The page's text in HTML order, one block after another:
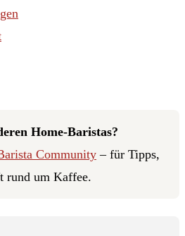
Home-Baristas?
Community – für Tipps,
rund um Kaffee.